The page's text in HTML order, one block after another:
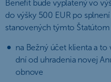
Benefit bude vyplatený vo
do výšky 500 EUR po
stanovených týmto Štatútom
na Bežný účet klienta a
dní od uhradenia novej
obnove